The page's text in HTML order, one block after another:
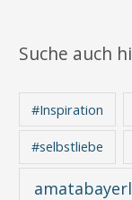
Suche auch
#Inspiration
#selbstliebe
amatabayerl